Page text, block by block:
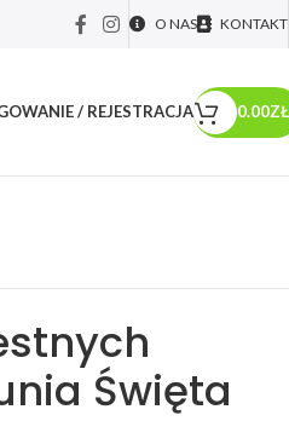
O NAS KONTAKT
/ REJESTRACJA 0.00ZŁ
Święta